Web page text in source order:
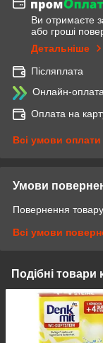
Ви отримаєте
або гроші
Детальніше
Післяплата
Онлайн-
Оплата на
Всі умови оплати
Умови
Повернення
Всі умови
Подібні товари